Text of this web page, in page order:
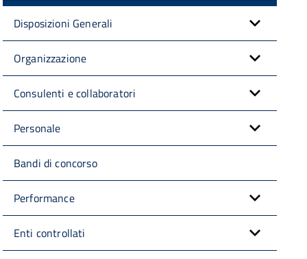
Disposizioni Generali
Organizzazione
Consulenti e collaboratori
Personale
Bandi di concorso
Performance
Enti controllati